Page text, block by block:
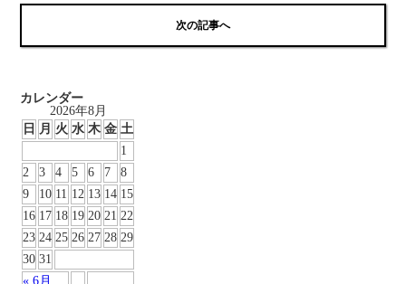
次の記事へ
カレンダー
2026年8月
日 月 火 水 木 金 土
« 6月
1
2
3 4 5 6 7
8
9
10 11 12 13 14 15
16 17 18 19 20 21 22
23 24 25 26 27 28 29
30 31